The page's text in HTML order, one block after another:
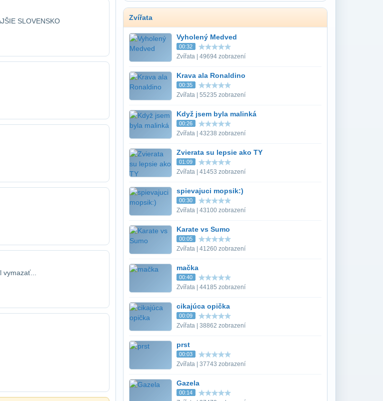
SLOVENSKO
vymazať...
Zvířata
Vyholený Medved
00:32
Zvířata | 49694 zobrazení
Krava ala Ronaldino
00:35
Zvířata | 55235 zobrazení
Když jsem byla malinká
00:26
Zvířata | 43238 zobrazení
Zvierata su lepsie ako TY
01:09
Zvířata | 41453 zobrazení
spievajuci mopsik:)
00:30
Zvířata | 43100 zobrazení
Karate vs Sumo
00:05
Zvířata | 41260 zobrazení
mačka
00:40
Zvířata | 44185 zobrazení
cikajúca opička
00:09
Zvířata | 38862 zobrazení
prst
00:03
Zvířata | 37743 zobrazení
Gazela
00:14